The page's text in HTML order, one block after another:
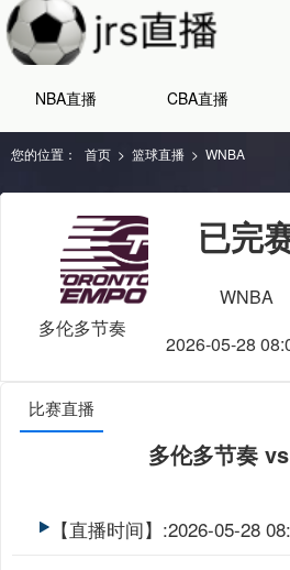
NBA直播 CBA直播
您的位置： 首页 > 篮球直播 > WNBA
多伦多节奏
已完
WNBA
2026-05-28
比赛直播
多伦多节奏
【直播时间】:2026-05-28